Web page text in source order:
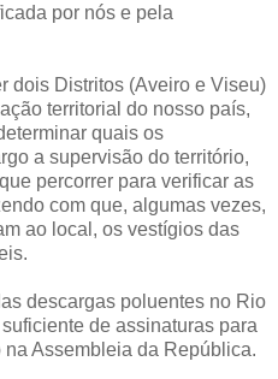
por nós e pela
dois Distritos (Aveiro e Viseu)
territorial do nosso país,
quais os
a supervisão do território,
percorrer para verificar as
com que, algumas vezes,
ao local, os vestígios das
descargas poluentes no Rio
de assinaturas para
Assembleia da República.